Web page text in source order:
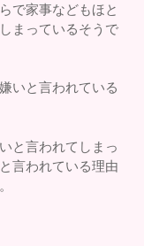
で家事などもほと
まっているそうで
いと言われている
と言われてしまっ
言われている理由